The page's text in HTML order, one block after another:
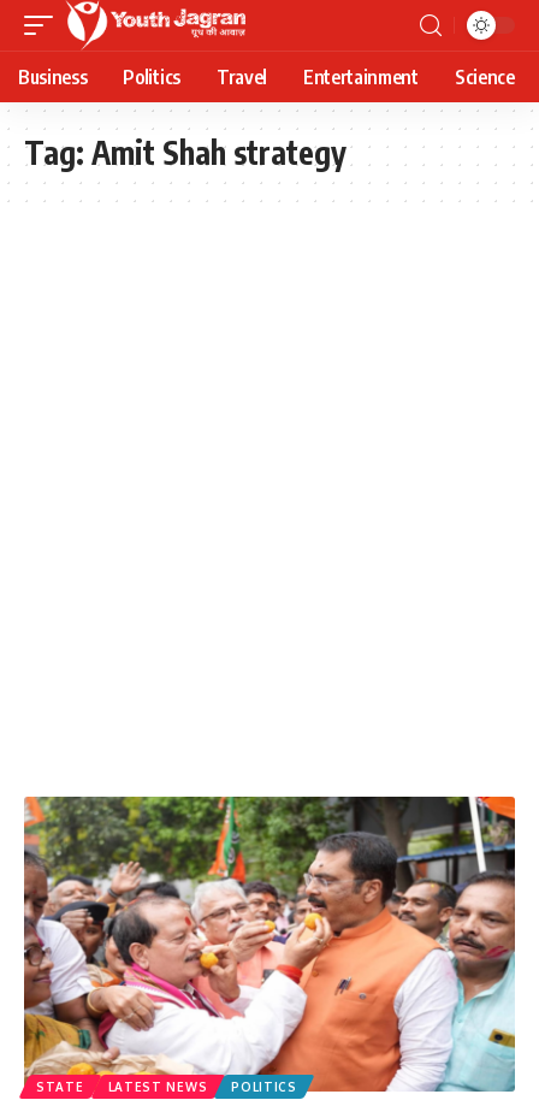
Business Politics Travel Entertainment Science
Tag: Amit Shah strategy
STATE LATEST NEWS POLITICS